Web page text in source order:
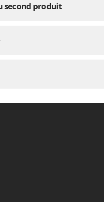
second produit